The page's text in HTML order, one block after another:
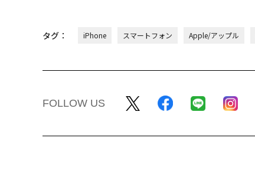
タグ： iPhone スマートフォン Apple/アップル
FOLLOW US